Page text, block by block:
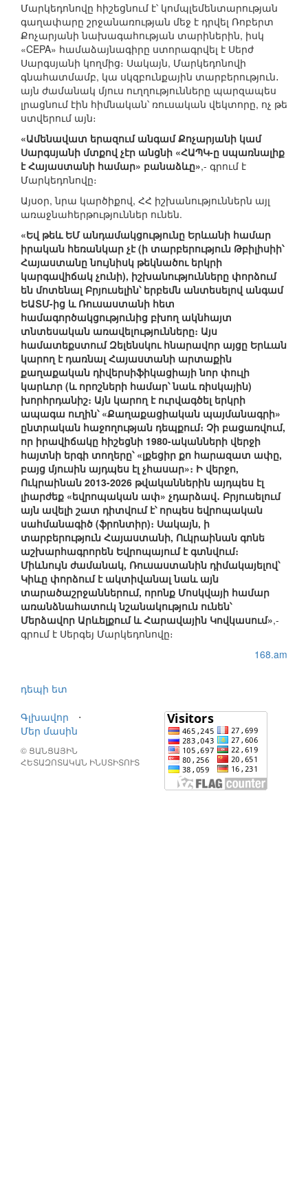
Մարկեդոնովը հիշեցնում է՝ կոմպլեմենտարության
գաղափարը շրջանառության մեջ է դրվել Ռոբերտ
Քոչարյանի նախագահության տարիներին, իսկ
«CEPA» համաձայնագիրը ստորագրվել է Սերժ
Սարգսյանի կողմից։ Սակայն, Մարկեդոնովի
գնահատմամբ, կա սկզբունքային տարբերություն․
այն ժամանակ մյուս ուղղությունները պարզապես
լրացնում էին հիմնական՝ ռուսական վեկտորը, ոչ թե
ստվերում այն։
«Ամենավատ երազում անգամ Քոչարյանի կամ
Սարգսյանի մտքով չէր անցնի «ՀԱՊԿ-ը սպառնալիք
է Հայաստանի համար» բանաձևը»,- գրում է
Մարկեդոնովը։
Այսօր, նրա կարծիքով, ՀՀ իշխանություններն այլ
առաջնահերթություններ ունեն.
«Եվ թեև ԵՄ անդամակցությունը Երևանի համար
իրական հեռանկար չէ (ի տարբերություն Թբիլիսիի՝
Հայաստանը նույնիսկ թեկնածու երկրի
կարգավիճակ չունի), իշխանությունները փորձում
են մոտենալ Բրյուսելին՝ երբեմն անտեսելով անգամ
ԵԱՏՄ-ից և Ռուսաստանի հետ
համագործակցությունից բխող ակնհայտ
տնտեսական առավելությունները։ Այս
համատեքստում Զելենսկու հնարավոր այցը Երևան
կարող է դառնալ Հայաստանի արտաքին
քաղաքական դիվերսիֆիկացիայի նոր փուլի
կարևոր (և որոշների համար՝ նաև ռիսկային)
խորհրդանիշ։ Այն կարող է ուրվագծել երկրի
ապագա ուղին՝ «Քաղաքացիական պայմանագրի»
ընտրական հաջողության դեպքում։ Չի բացառվում,
որ իրավիճակը հիշեցնի 1980-ականների վերջի
հայտնի երգի տողերը՝ «լքեցիր քո հարազատ ափը,
բայց մյուսին այդպես էլ չհասար»։ Ի վերջո,
Ուկրաինան 2013-2026 թվականներին այդպես էլ
լիարժեք «եվրոպական ափ» չդարձավ․ Բրյուսելում
այն ավելի շատ դիտվում է՝ որպես եվրոպական
սահմանագիծ (ֆրոնտիր)։ Սակայն, ի
տարբերություն Հայաստանի, Ուկրաինան գոնե
աշխարհագրորեն Եվրոպայում է գտնվում։
Միևնույն ժամանակ, Ռուսաստանին դիմակայելով՝
Կիևը փորձում է ակտիվանալ նաև այն
տարածաշրջաններում, որոնք Մոսկվայի համար
առանձնահատուկ նշանակություն ունեն՝
Մերձավոր Արևելքում և Հարավային Կովկասում»,-
գրում է Սերգեյ Մարկեդոնովը։
168.am
դեպի ետ
Գլխավոր
⋅
Մեր մասին
© ՑԱՆՑԱՅԻՆ
ՀԵՏԱԶՈՏԱԿԱՆ ԻՆՍՏԻՏՈՒՏ